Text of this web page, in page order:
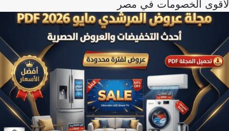
لأقوى الخصومات في مصر